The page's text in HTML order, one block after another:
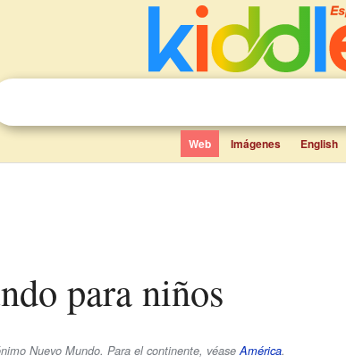
Web Imágenes English
para niños
Nuevo Mundo. Para el continente, véaseAmérica.